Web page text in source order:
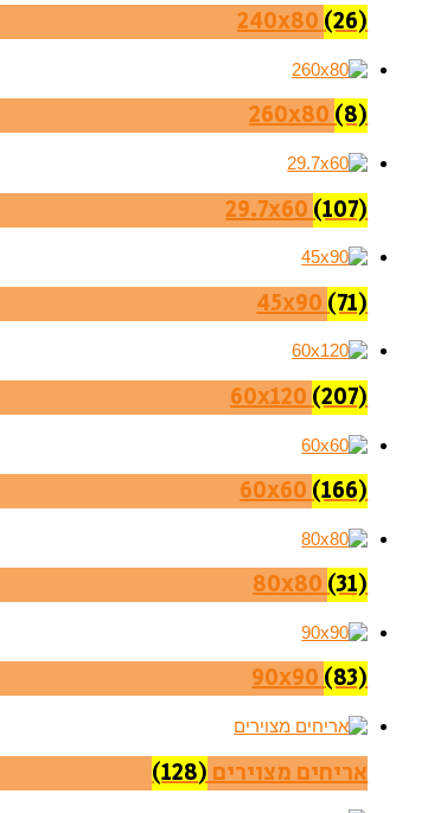
240x80(26)
260x80(8)
29.7x60(107)
45x90(71)
60x120(207)
60x60(166)
80x80(31)
90x90(83)
אריחים מצוירים(128)